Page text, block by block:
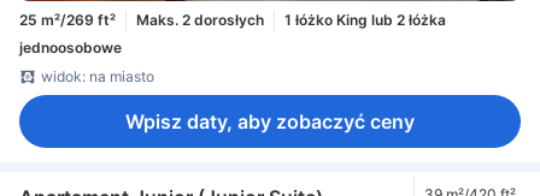
25 m²/269 ft² Maks. 2 dorosłych
1 łóżko King lub 2 łóżka
jednoosobowe
widok: na miasto
Wpisz daty, aby zobaczyć ceny